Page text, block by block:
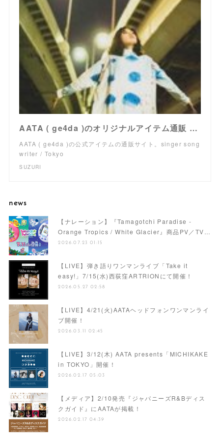
AATA ( ge4da )のオリジナルアイテム通販 ∞ SUZURI（スズリ）
AATA ( ge4da )の公式アイテムの通販サイト。singer song
writer / Tokyo
SUZURI
news
【ナレーション】『Tamagotchi Paradise -
Orange Tropics / White Glacier』商品PV／TV…
2026.07.23 01:15
【LIVE】弾き語りワンマンライブ「Take it
easy!」7/15(水)西荻窪ARTRIONにて開催！
2026.05.27 02:58
【LIVE】4/21(火)AATAヘッドフォンワンマンライ
ブ開催！
2026.03.11 02:45
【LIVE】3/12(木) AATA presents「MICHIKAKE
in TOKYO」開催！
2026.02.17 05:03
【メディア】2/10発売『ジャパニーズR&Bディス
クガイド』にAATAが掲載！
2026.02.17 04:39